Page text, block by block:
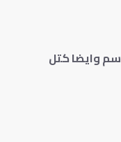
الشكل : اسطواني من 5 سم حتى 35 سم وايضا كتل